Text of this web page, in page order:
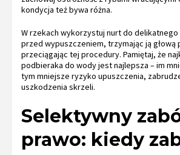
kondycja też bywa różna.
W rzekach wykorzystuj nurt do
przed wypuszczeniem, trzymając ją głową
przeciągając tej procedury. Pamiętaj, że
podbieraka do wody jest najlepsza – im
tym mniejsze ryzyko upuszczenia,
uszkodzenia skrzeli.
Selektywny
prawo: kiedy